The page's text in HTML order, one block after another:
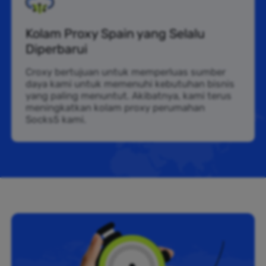
Kolam Proxy Spain yang Selalu
Diperbarui
Croxy bertujuan untuk memperluas sumber
daya kami untuk memenuhi kebutuhan bisnis
yang paling menuntut. Akibatnya, kami terus
meningkatkan kolam proxy perumahan
Socks5 kami.